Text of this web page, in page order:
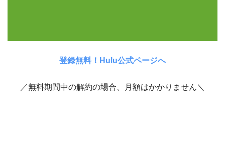
登録無料！Hulu公式ページへ
／無料期間中の解約の場合、月額はかかりません＼